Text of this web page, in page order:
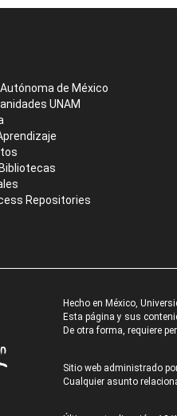
de México
UNAM
Repositories
Hecho en México,
Esta página y sus
De otra forma, requiere
Sitio web administrado
Cualquier asunto